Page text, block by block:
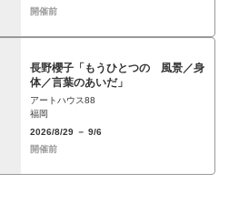
開催前
長野櫻子「もうひとつの 風景／身
体／言葉のあいだ」
アートハウス88
福岡
2026/8/29 － 9/6
開催前